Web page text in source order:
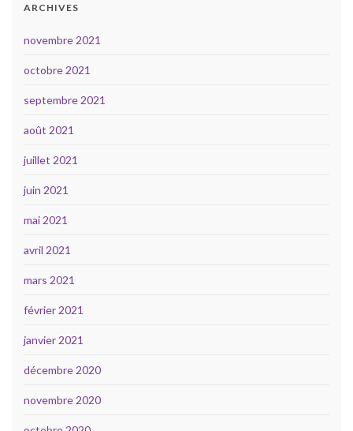
ARCHIVES
novembre 2021
octobre 2021
septembre 2021
août 2021
juillet 2021
juin 2021
mai 2021
avril 2021
mars 2021
février 2021
janvier 2021
décembre 2020
novembre 2020